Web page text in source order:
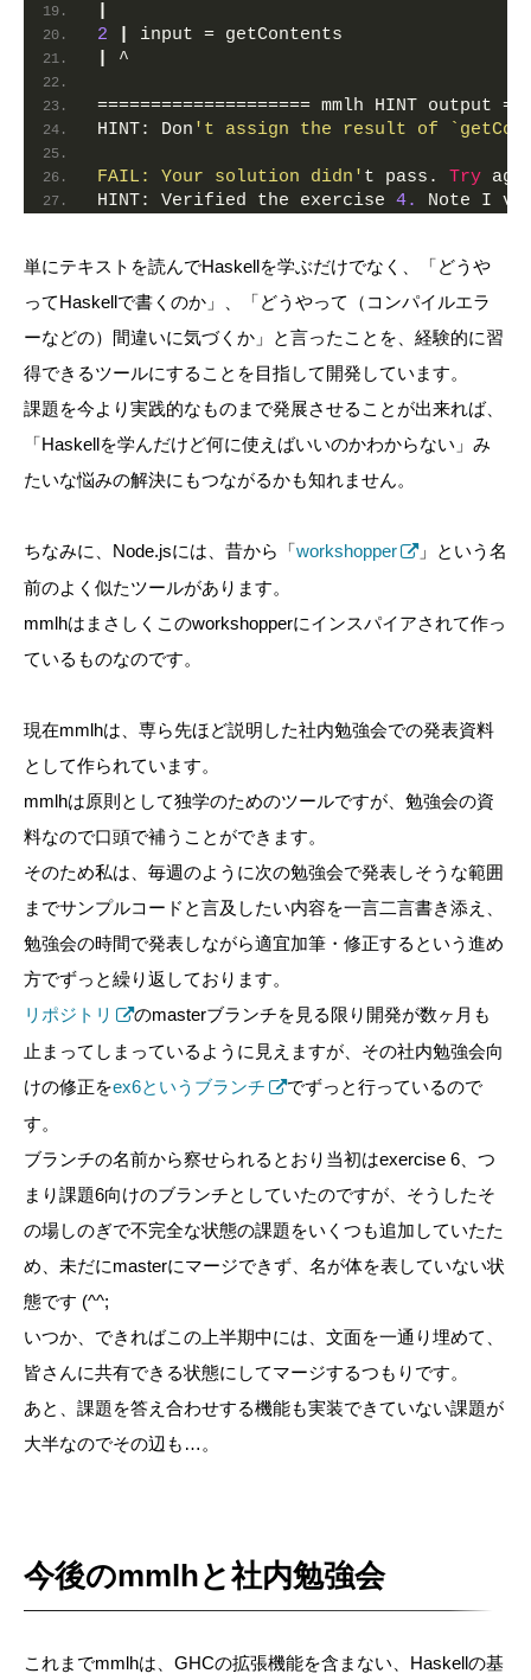
2
input = getContents
^
==================== mmlh HINT output
HINT: Don 't assign the result of
FAIL: Your solution didn' t pass. Try
HINT: Verified the exercise 4. Note I
単にテキストを読んでHaskellを学ぶだけでなく、「どうや
ってHaskellで書くのか」、「どうやって（コンパイルエラ
ーなどの）間違いに気づくか」と言ったことを、経験的に習
得できるツールにすることを目指して開発しています。
課題を今より実践的なものまで発展させることが出来れば、
「Haskellを学んだけど何に使えばいいのかわからない」み
たいな悩みの解決にもつながるかも知れません。
ちなみに、Node.jsには、昔から「workshopper
」という名
前のよく似たツールがあります。
mmlhはまさしくこのworkshopperにインスパイアされて作っ
ているものなのです。
現在mmlhは、専ら先ほど説明した社内勉強会での発表資料
として作られています。
mmlhは原則として独学のためのツールですが、勉強会の資
料なので口頭で補うことができます。
そのため私は、毎週のように次の勉強会で発表しそうな範囲
までサンプルコードと言及したい内容を一言二言書き添え、
勉強会の時間で発表しながら適宜加筆・修正するという進め
方でずっと繰り返しております。
リポジトリ
のmasterブランチを見る限り開発が数ヶ月も
止まってしまっているように見えますが、その社内勉強会向
けの修正をex6というブランチ
でずっと行っているので
す。
ブランチの名前から察せられるとおり当初はexercise 6、つ
まり課題6向けのブランチとしていたのですが、そうしたそ
の場しのぎで不完全な状態の課題をいくつも追加していたた
め、未だにmasterにマージできず、名が体を表していない状
態です (^^;
いつか、できればこの上半期中には、文面を一通り埋めて、
皆さんに共有できる状態にしてマージするつもりです。
あと、課題を答え合わせする機能も実装できていない課題が
大半なのでその辺も…。
今後のmmlhと社内勉強会
これまでmmlhは、GHCの拡張機能を含まない、Haskellの基